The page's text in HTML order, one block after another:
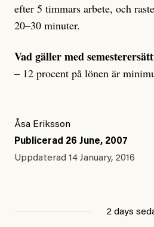
efter 5 timmars arbete, och
20–30 minuter.
Vad gäller med
– 12 procent på lönen är
Åsa Eriksson
Publicerad 26 June, 2007
Uppdaterad 14 January, 2016
2 days